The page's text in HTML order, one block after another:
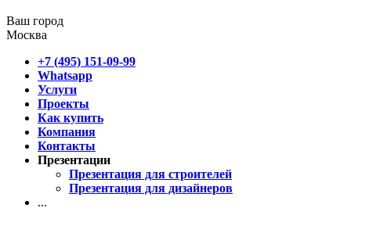
Ваш город
Москва
+7 (495) 151-09-99
Whatsapp
Услуги
Проекты
Как купить
Компания
Контакты
Презентации
Презентация для строителей
Презентация для дизайнеров
...